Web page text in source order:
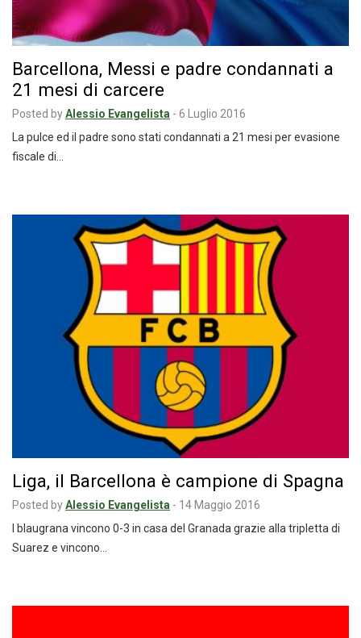
Barcellona, Messi e padre condannati a
21 mesi di carcere
Posted byAlessio Evangelista - 6 Luglio 2016
La pulce ed il padre sono stati condannati a 21 mesi per evasione
fiscale di…
Liga, il Barcellona è campione di Spagna
Posted byAlessio Evangelista - 14 Maggio 2016
I blaugrana vincono 0-3 in casa del Granada grazie alla tripletta di
Suarez e vincono…